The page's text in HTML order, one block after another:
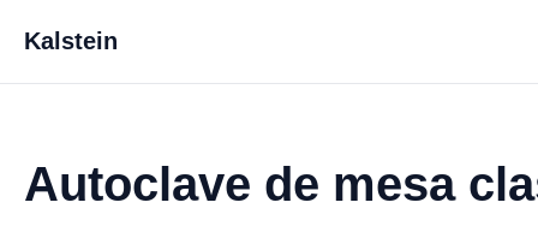
Kalstein
Autoclave de mesa